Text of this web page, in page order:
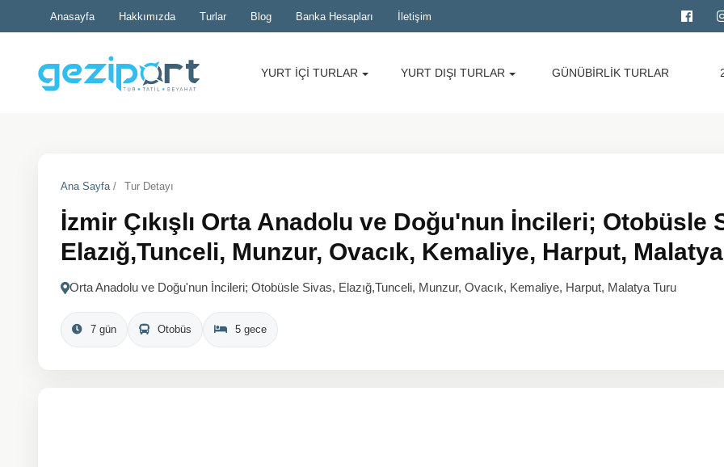
Anasayfa Hakkımızda Turlar Blog Banka Hesapları İletişim
YURT İÇİ TURLAR YURT DIŞI TURLAR GÜNÜBİRLİK TURLAR
Ana Sayfa / Tur Detayı
İzmir Çıkışlı Orta Anadolu ve Doğu'nun İncileri; Otobüsle
Elazığ,Tunceli, Munzur, Ovacık, Kemaliye, Harput,
Orta Anadolu ve Doğu'nun İncileri; Otobüsle Sivas, Elazığ,Tunceli, Munzur, Ovacık, Kemaliye, Harput, Malatya Turu
7 gün Otobüs 5 gece